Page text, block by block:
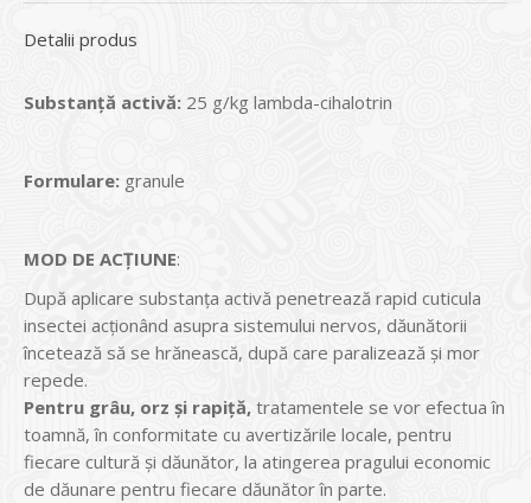
Detalii produs
Substanță activă: 25 g/kg lambda-cihalotrin
Formulare: granule
MOD DE ACȚIUNE:
După aplicare substanţa activă penetrează rapid cuticula
insectei acţionând asupra sistemului nervos, dăunătorii
încetează să se hrănească, după care paralizează şi mor
repede.
Pentru grâu, orz și rapiță, tratamentele se vor efectua în
toamnă, în conformitate cu avertizările locale, pentru
fiecare cultură și dăunător, la atingerea pragului economic
de dăunare pentru fiecare dăunător în parte.